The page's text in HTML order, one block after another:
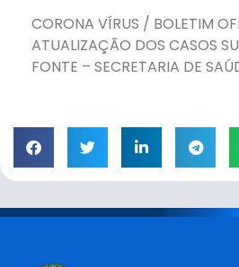
CORONA VÍRUS / BOLETIM
ATUALIZAÇÃO DOS CASOS
FONTE – SECRETARIA DE